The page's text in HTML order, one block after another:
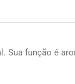
Sua função é